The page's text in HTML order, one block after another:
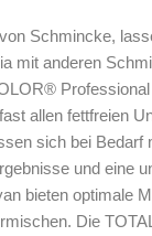
Schmincke,
mit anderen
allen fettfreien
sich bei
und eine
bieten optimale
Die